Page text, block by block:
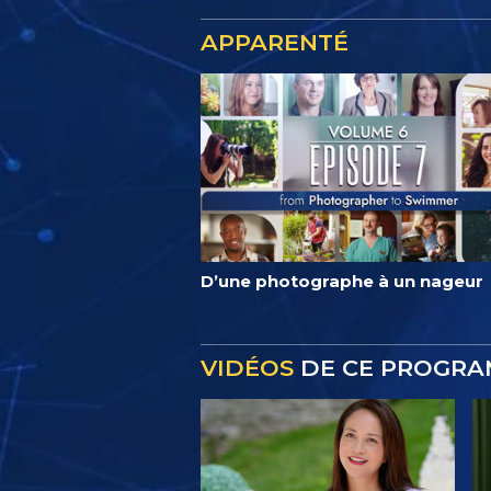
APPARENTÉ
D’une photographe à un nageur
VIDÉOS DE CE